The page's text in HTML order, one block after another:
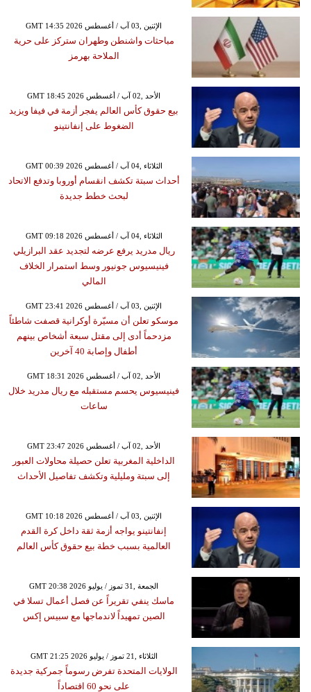
GMT 14:35 2026 الإثنين ,03 آب / أغسطس
مباحثات واشنطن وطهران ستركز على حرية
الملاحة بهرمز
GMT 18:45 2026 الأحد ,02 آب / أغسطس
بيع حقوق كأس العالم يفجر أزمة في فيفا ويزيد
الضغوط على إنفانتينو
GMT 00:39 2026 الثلاثاء ,04 آب / أغسطس
أحداث سبتة تكشف انقسام أوروبا وتدفع الاتحاد
لبحث خطط جديدة
GMT 09:18 2026 الثلاثاء ,04 آب / أغسطس
ريال مدريد يرفع عرضه لتجديد عقد البرازيلي
فينيسيوس جونيور وسط استمرار الخلاف
المالي
GMT 23:41 2026 الإثنين ,03 آب / أغسطس
موسكو تعلن أن مسيّرة أوكرانية قصفت شاطئاً
مزدحماً أدى إلى مقتل سبعة أشخاص بينهم
أطفال وإصابة 40 آخرين
GMT 18:31 2026 الأحد ,02 آب / أغسطس
فينيسيوس يحسم مستقبله مع ريال مدريد خلال
ساعات
GMT 23:47 2026 الأحد ,02 آب / أغسطس
الداخلية المغربية تعلن حصيلة محاولات العبور
إلى سبتة ومليلية وتكشف تفاصيل الأحداث
GMT 10:18 2026 الإثنين ,03 آب / أغسطس
إنفانتينو يواجه أزمة ثقة داخل كرة القدم
العالمية بسبب خطة بيع حقوق كأس العالم
GMT 20:38 2026 الجمعة ,31 تموز / يوليو
ماسك ينفي تقريراً عن فصل أعمال تسلا في
الصين تمهيداً لاندماجها مع سبيس إكس
GMT 21:25 2026 الثلاثاء ,21 تموز / يوليو
الولايات المتحدة تفرض رسوماً جمركية جديدة
على نحو 60 اقتصاداً